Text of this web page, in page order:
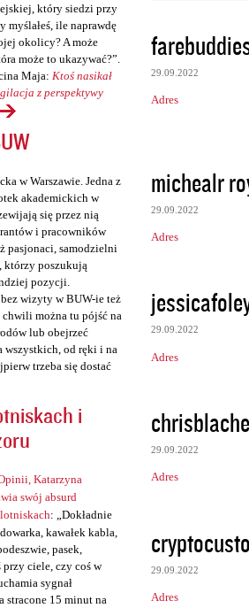
który siedzi przy
myślałeś, ile naprawdę
okolicy? A może
może to ukazywać?”.
Maja: Ktoś nasikał
z perspektywy
w Warszawie. Jedna z
akademickich w
się przez nią
i pracowników
pasjonaci, samodzielni
którzy poszukują
pozycji.
wizyty w BUW-ie też
można tu pójść na
lub obejrzeć
wszystkich, od ręki i na
trzeba się dostać
i
Katarzyna
swój absurd
: „Dokładnie
kawałek kabla,
pasek,
przy ciele, czy coś w
sygnał
stracone 15 minut na
K
o
m
e
a
r
z
29.09.2022
Adres
michealr
29.09.2022
Adres
29.09.2022
Adres
chrisblache
29.09.2022
Adres
29.09.2022
Adres